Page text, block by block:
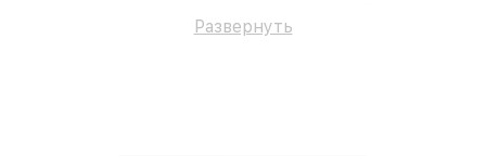
поломки по условиям гарантии, мы бесплатно
Развернуть